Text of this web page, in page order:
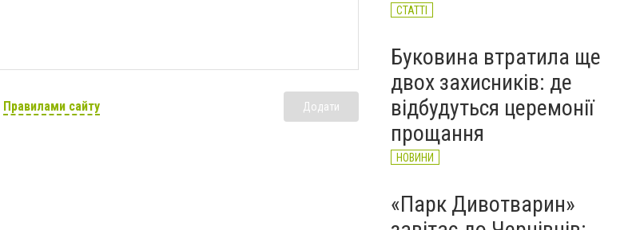
Правилами сайту Додати
СТАТТІ
Буковина втратила ще
двох захисників: де
відбудуться церемонії
прощання
НОВИНИ
«Парк Дивотварин»